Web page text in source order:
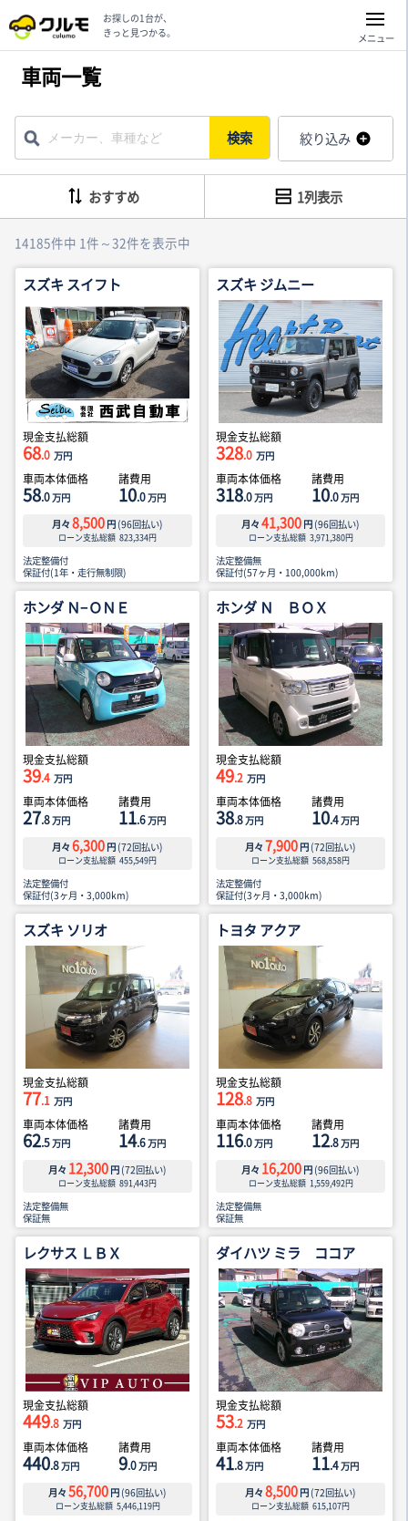
お探しの1台が、
きっと見つかる。
メニュー
車両一覧
検索 絞り込み
14185件中 1件～32件を表示中
おすすめ 1列表示
スズキ スイフト
現金支払総額
68.0 万円
車両本体価格
58.0万円
諸費用
10.0万円
月々 8,500 円 (96回払い)
ローン支払総額 823,334円
法定整備付
保証付(1年・走行無制限)
スズキ ジムニー
現金支払総額
328.0 万円
車両本体価格
318.0万円
諸費用
10.0万円
月々 41,300 円 (96回払い)
ローン支払総額 3,971,380円
法定整備無
保証付(57ヶ月・100,000km)
ホンダ Ｎ−ＯＮＥ
現金支払総額
39.4 万円
車両本体価格
27.8万円
諸費用
11.6万円
月々 6,300 円 (72回払い)
ローン支払総額 455,549円
法定整備付
保証付(3ヶ月・3,000km)
ホンダ Ｎ ＢＯＸ
現金支払総額
49.2 万円
車両本体価格
38.8万円
諸費用
10.4万円
月々 7,900 円 (72回払い)
ローン支払総額 568,858円
法定整備付
保証付(3ヶ月・3,000km)
スズキ ソリオ
現金支払総額
77.1 万円
車両本体価格
62.5万円
諸費用
14.6万円
月々 12,300 円 (72回払い)
ローン支払総額 891,443円
法定整備無
保証無
トヨタ アクア
現金支払総額
128.8 万円
車両本体価格
116.0万円
諸費用
12.8万円
月々 16,200 円 (96回払い)
ローン支払総額 1,559,492円
法定整備無
保証無
レクサス ＬＢＸ
現金支払総額
449.8 万円
車両本体価格
440.8万円
諸費用
9.0万円
月々 56,700 円 (96回払い)
ローン支払総額 5,446,119円
ダイハツ ミラ ココア
現金支払総額
53.2 万円
車両本体価格
41.8万円
諸費用
11.4万円
月々 8,500 円 (72回払い)
ローン支払総額 615,107円